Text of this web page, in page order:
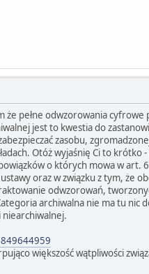
że pełne odwzorowania
jest to kwestia do
zasobu,
Otóż wyjaśnię Ci to krótko
o których mowa w art.
oraz w związku z tym, że
odwzorowań,
archiwalna nie ma tu nic
niearchiwalnej.
większość wątpliwości